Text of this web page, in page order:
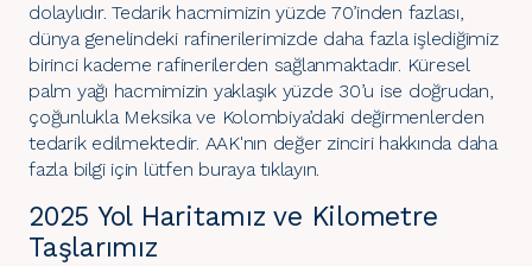
dolaylıdır. Tedarik hacmimizin yüzde 70’inden fazlası,
dünya genelindeki rafinerilerimizde daha fazla işlediğimiz
birinci kademe rafinerilerden sağlanmaktadır. Küresel
palm yağı hacmimizin yaklaşık yüzde 30’u ise doğrudan,
çoğunlukla Meksika ve Kolombiya’daki değirmenlerden
tedarik edilmektedir. AAK'nın değer zinciri hakkında daha
fazla bilgi için lütfen burayatıklayın.
2025 Yol Haritamız ve Kilometre
Taşlarımız